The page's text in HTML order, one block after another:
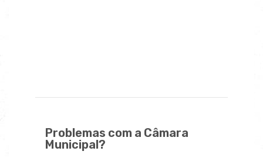
Problemas com a Câmara
Municipal?